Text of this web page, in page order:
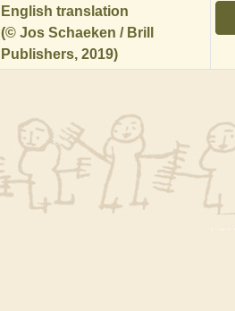
English translation
(© Jos Schaeken / Brill
Publishers, 2019)